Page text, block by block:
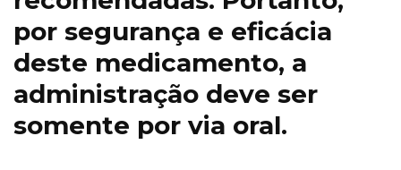
por segurança e eficácia
deste medicamento, a
administração deve ser
somente por via oral.